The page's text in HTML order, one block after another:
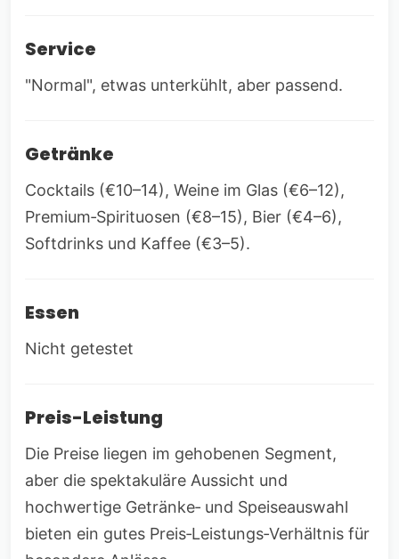
Service
"Normal", etwas unterkühlt, aber passend.
Getränke
Cocktails (€10–14), Weine im Glas (€6–12),
Premium‑Spirituosen (€8–15), Bier (€4–6),
Softdrinks und Kaffee (€3–5).
Essen
Nicht getestet
Preis-Leistung
Die Preise liegen im gehobenen Segment,
aber die spektakuläre Aussicht und
hochwertige Getränke‑ und Speiseauswahl
bieten ein gutes Preis‑Leistungs‑Verhältnis für